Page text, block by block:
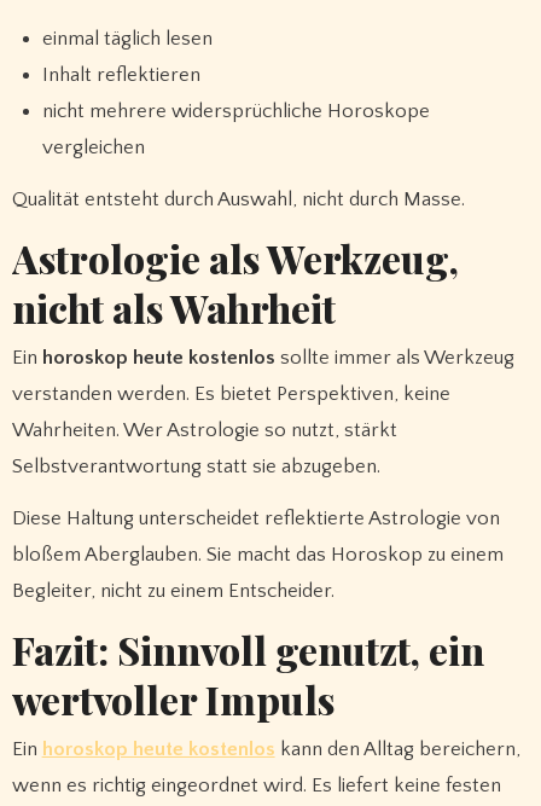
einmal täglich lesen
Inhalt reflektieren
nicht mehrere widersprüchliche Horoskope
vergleichen
Qualität entsteht durch Auswahl, nicht durch Masse.
Astrologie als Werkzeug,
nicht als Wahrheit
Ein horoskop heute kostenlos sollte immer als Werkzeug
verstanden werden. Es bietet Perspektiven, keine
Wahrheiten. Wer Astrologie so nutzt, stärkt
Selbstverantwortung statt sie abzugeben.
Diese Haltung unterscheidet reflektierte Astrologie von
bloßem Aberglauben. Sie macht das Horoskop zu einem
Begleiter, nicht zu einem Entscheider.
Fazit: Sinnvoll genutzt, ein
wertvoller Impuls
Ein horoskop heute kostenlos kann den Alltag bereichern,
wenn es richtig eingeordnet wird. Es liefert keine festen